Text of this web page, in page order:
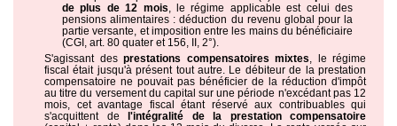
de plus de 12 mois, le régime applicable est celui des
pensions alimentaires : déduction du revenu global pour la
partie versante, et imposition entre les mains du bénéficiaire
(CGI, art. 80 quater et 156, II, 2°).
S'agissant des prestations compensatoires mixtes, le régime
fiscal était jusqu'à présent tout autre. Le débiteur de la prestation
compensatoire ne pouvait pas bénéficier de la réduction d'impôt
au titre du versement du capital sur une période n'excédant pas 12
mois, cet avantage fiscal étant réservé aux contribuables qui
s'acquittent de
l'intégralité de la prestation compensatoire